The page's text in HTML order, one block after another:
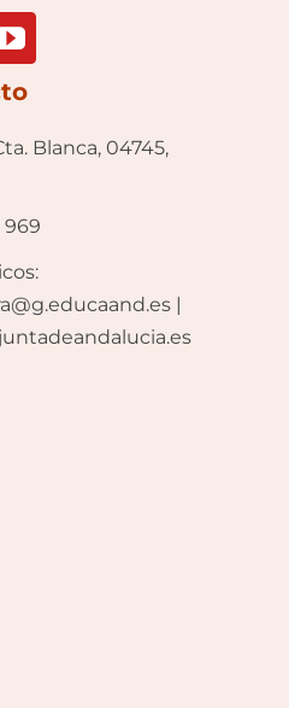
Blanca, 04745,
969
|